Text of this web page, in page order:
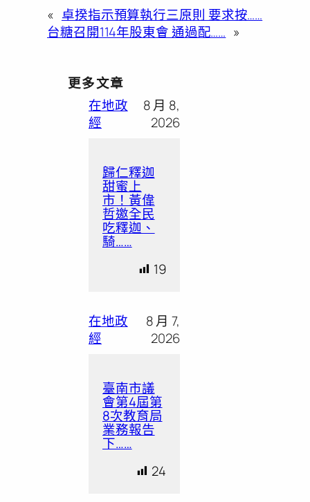
« 卓揆指示預算執行三原則 要求按……
台糖召開114年股東會 通過配…… »
更多文章
在地政
經
8 月 8,
2026
歸仁釋迦
甜蜜上
市！黃偉
哲邀全民
吃釋迦、
騎……
19
在地政
經
8 月 7,
2026
臺南市議
會第4屆第
8次教育局
業務報告
下……
24